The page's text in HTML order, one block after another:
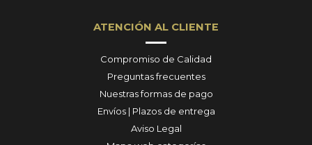
ATENCIÓN AL CLIENTE
Compromiso de Calidad
Preguntas frecuentes
Nuestras formas de pago
Envíos | Plazos de entrega
Aviso Legal